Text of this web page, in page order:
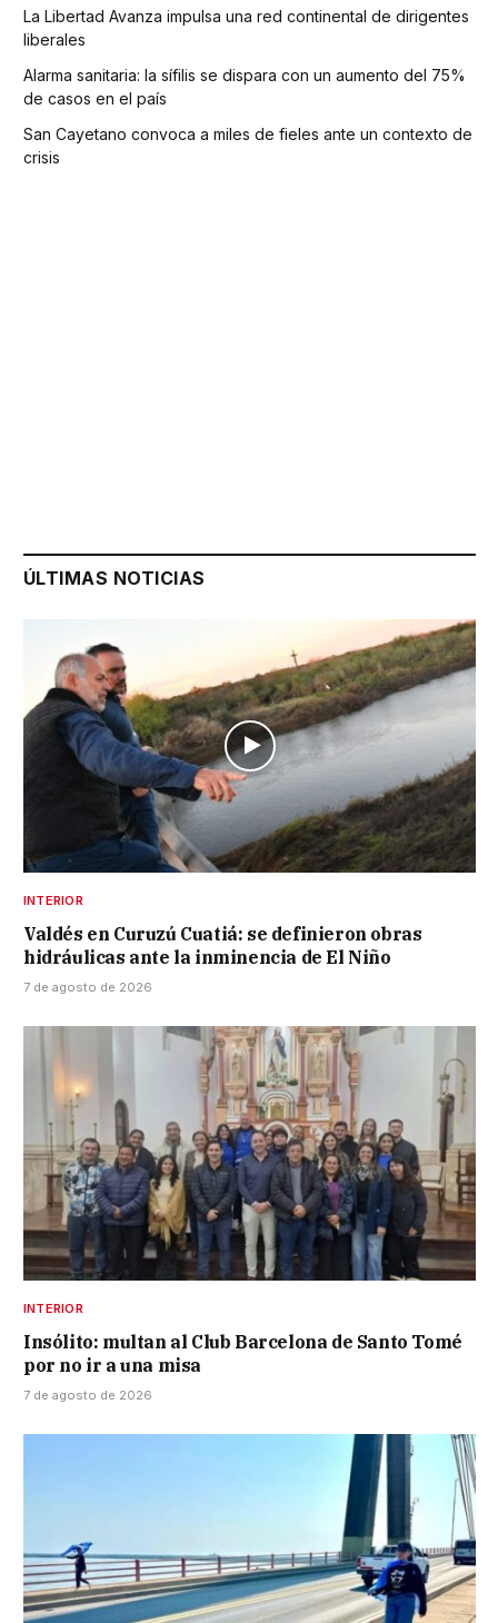
La Libertad Avanza impulsa una red continental de dirigentes
liberales
Alarma sanitaria: la sífilis se dispara con un aumento del 75%
de casos en el país
San Cayetano convoca a miles de fieles ante un contexto de
crisis
ÚLTIMAS NOTICIAS
INTERIOR
Valdés en Curuzú Cuatiá: se definieron obras
hidráulicas ante la inminencia de El Niño
7 de agosto de 2026
INTERIOR
Insólito: multan al Club Barcelona de Santo Tomé
por no ir a una misa
7 de agosto de 2026